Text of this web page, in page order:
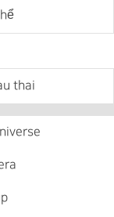
thai